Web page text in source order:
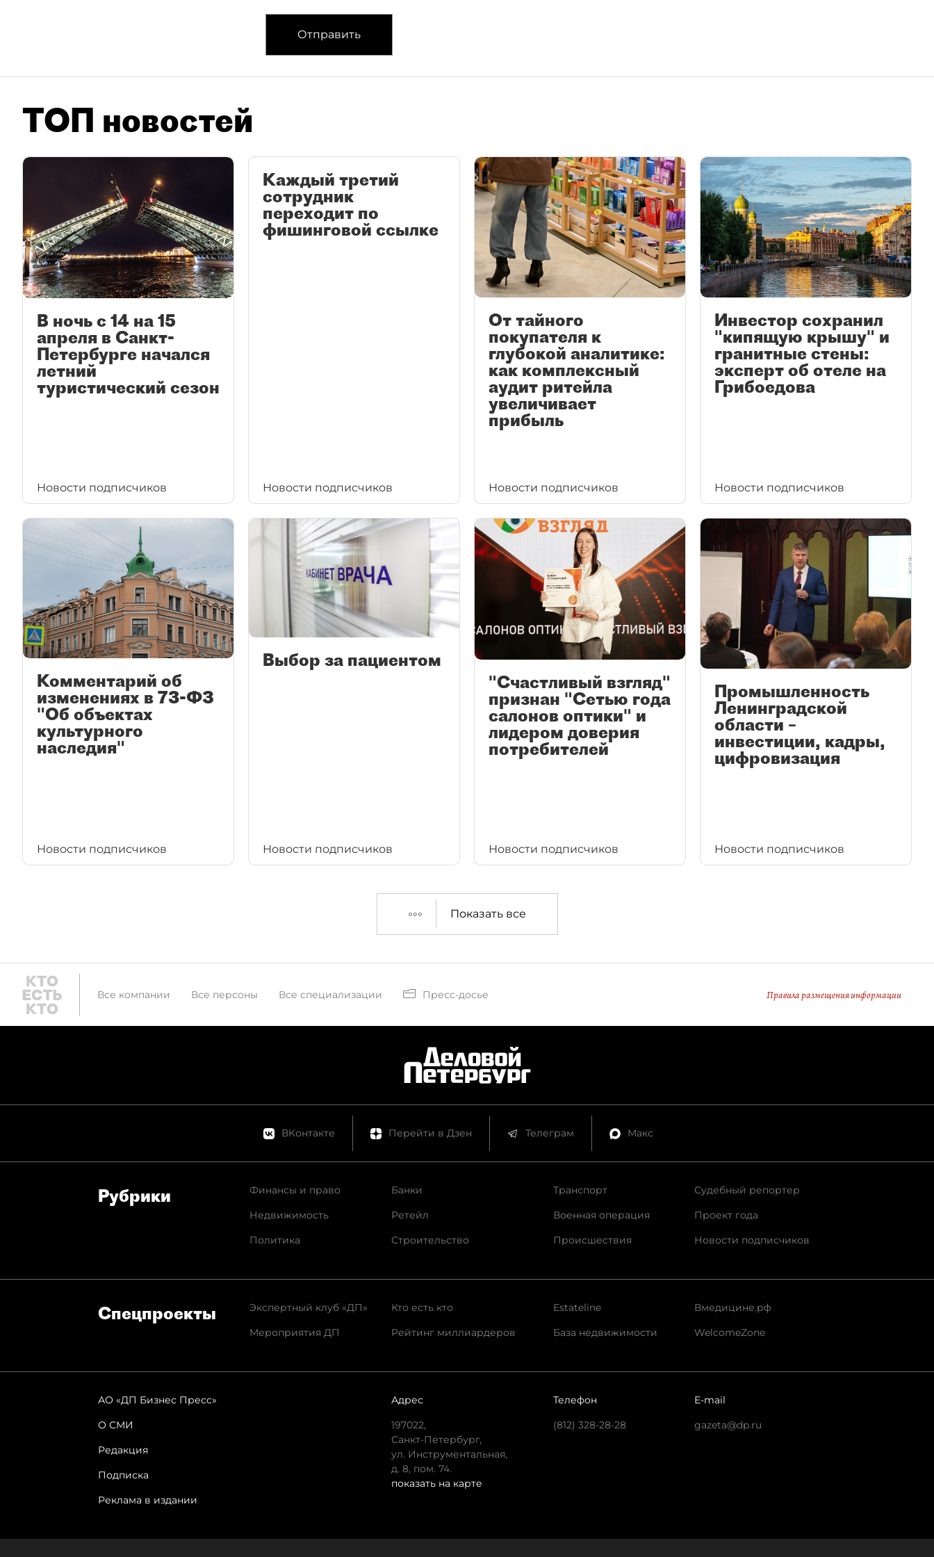
Отправить
ТОП новостей
В ночь с 14 на 15
апреля в Санкт-
Петербурге начался
летний
туристический сезон
Новости подписчиков
Каждый третий
сотрудник
переходит по
фишинговой ссылке
Новости подписчиков
От тайного
покупателя к
глубокой аналитике:
как комплексный
аудит ритейла
увеличивает
прибыль
Новости подписчиков
Инвестор сохранил
"кипящую крышу" и
гранитные стены:
эксперт об отеле на
Грибоедова
Новости подписчиков
Комментарий об
изменениях в 73-ФЗ
"Об объектах
культурного
наследия"
Новости подписчиков
Выбор за пациентом
Новости подписчиков
"Счастливый взгляд"
признан "Сетью года
салонов оптики" и
лидером доверия
потребителей
Новости подписчиков
Промышленность
Ленинградской
области –
инвестиции, кадры,
цифровизация
Новости подписчиков
Показать все
Все компании Все персоны Все специализации Пресс-досье Правила размещения информации
ВКонтакте Перейти в Дзен Телеграм Макс
Рубрики
Финансы и право
Недвижимость
Политика
Банки
Ретейл
Строительство
Транспорт
Военная операция
Происшествия
Судебный репортер
Проект года
Новости подписчиков
Спец­проекты
Экспертный клуб «ДП»
Мероприятия ДП
Кто есть кто
Рейтинг миллиардеров
Estateline
База недвижимости
Вмедицине.рф
WelcomeZone
АО «ДП Бизнес Пресс»
О СМИ
Редакция
Подписка
Реклама в издании
Адрес
197022,
Санкт-Петербург,
ул. Инструментальная,
д. 8, пом. 74.
показать на карте
Телефон
(812) 328-28-28
E-mail
gazeta@dp.ru